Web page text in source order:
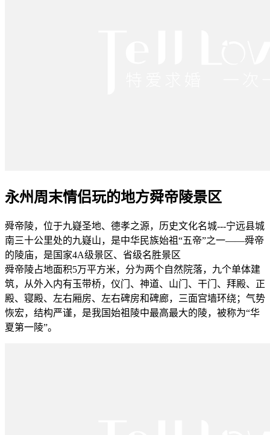
永州周末情侣玩的地方舜帝陵景区
舜帝陵，位于九嶷圣地、德孝之源，历史文化名城---宁远县城
南三十公里处的九嶷山，是中华民族始祖“五帝”之一——舜帝
的陵庙，是国家4A级景区、省级名胜景区
舜帝陵占地面积5万平方米，分为两个自然院落，九个单体建
筑，从外入内有玉带桥，仪门、神道、山门、干门、拜殿、正
殿、寝殿、左右厢房、左右碑房和碑廊，三面宫墙环绕；气势
恢宏，结构严谨，是我国始祖陵中最高最大的陵，被称为“华
夏第一陵”。